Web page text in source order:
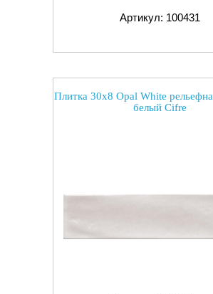
Артикул: 100431
Плитка 30x8 Opal White
белый Cifre